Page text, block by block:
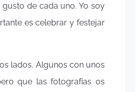
de cada uno. Yo soy
es celebrar y festejar
lados. Algunos con unos
que las fotografías os